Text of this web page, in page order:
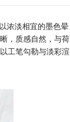
浓淡相宜的墨色晕
，质感自然，与荷
工笔勾勒与淡彩渲